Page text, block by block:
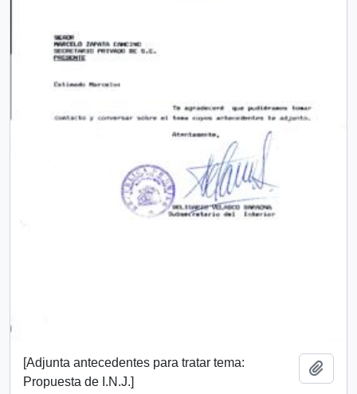
[Adjunta antecedentes para tratar tema:
Propuesta de I.N.J.]